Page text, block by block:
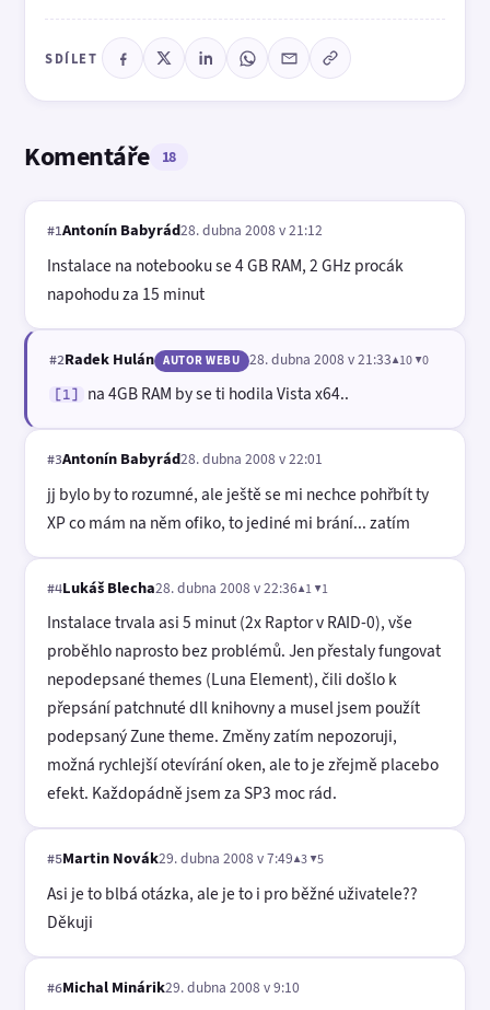
SDÍLET
Komentáře 18
#1Antonín Babyrád28. dubna 2008 v 21:12
Instalace na notebooku se 4 GB RAM, 2 GHz procák
napohodu za 15 minut
#2Radek Hulán AUTOR WEBU 28. dubna 2008 v 21:33▲10 ▼0
[1] na 4GB RAM by se ti hodila Vista x64..
#3Antonín Babyrád28. dubna 2008 v 22:01
jj bylo by to rozumné, ale ještě se mi nechce pohřbít ty
XP co mám na něm ofiko, to jediné mi brání... zatím
#4Lukáš Blecha28. dubna 2008 v 22:36▲1 ▼1
Instalace trvala asi 5 minut (2x Raptor v RAID-0), vše
proběhlo naprosto bez problémů. Jen přestaly fungovat
nepodepsané themes (Luna Element), čili došlo k
přepsání patchnuté dll knihovny a musel jsem použít
podepsaný Zune theme. Změny zatím nepozoruji,
možná rychlejší otevírání oken, ale to je zřejmě placebo
efekt. Každopádně jsem za SP3 moc rád.
#5Martin Novák29. dubna 2008 v 7:49▲3 ▼5
Asi je to blbá otázka, ale je to i pro běžné uživatele??
Děkuji
#6Michal Minárik29. dubna 2008 v 9:10